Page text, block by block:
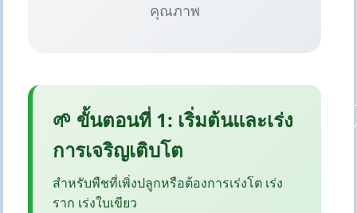
คุณภาพ
🌱 ขั้นตอนที่ 1: เริ่มต้นและเร่ง
การเจริญเติบโต
สำหรับพืชที่เพิ่งปลูกหรือต้องการเร่งโต เร่ง
ราก เร่งใบเขียว